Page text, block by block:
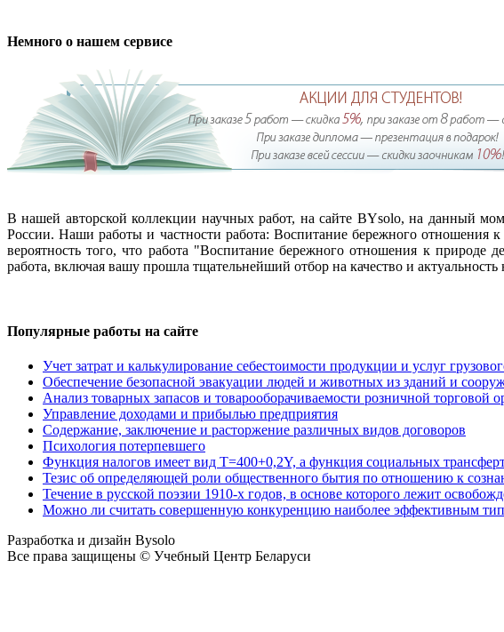
Немного о нашем сервисе
В нашей авторской коллекции научных работ, на сайте BYsolo, на данный
России. Наши работы и частности работа: Воспитание бережного отношения
вероятность того, что работа "Воспитание бережного отношения к
работа, включая вашу прошла тщательнейший отбор на качество и
Популярные работы на сайте
Учет затрат и калькулирование себестоимости продукции и услуг
Обеспечение безопасной эвакуации людей и животных из зданий и
Анализ товарных запасов и товарооборачиваемости розничной торговой
Управление доходами и прибылью предприятия
Содержание, заключение и расторжение различных видов договоров
Психология потерпевшего
Функция налогов имеет вид Т=400+0,2Y, а функция социальных
Тезис об определяющей роли общественного бытия по отношению к
Течение в русской поэзии 1910-х годов, в основе которого лежит
Можно ли считать совершенную конкуренцию наиболее эффективным
Разработка и дизайн Bysolo
Все права защищены © Учебный Центр Беларуси